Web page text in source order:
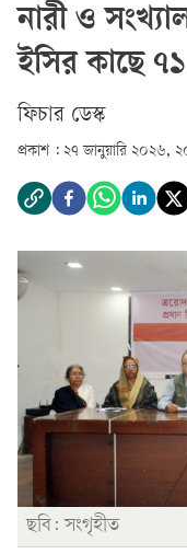
নারী ও
ইসির কাছে
ফিচার ডেস্ক
প্রকাশ : ২৭ জানুয়ারি ২০২৬,
ছবি: সংগৃহীত